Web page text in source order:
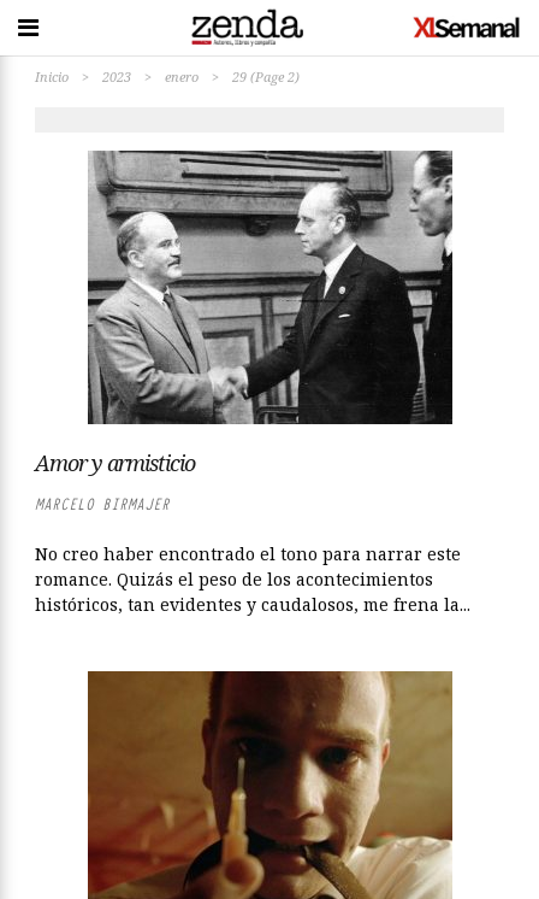
Inicio > 2023 > enero > 29 (Page 2)
Amor y armisticio
MARCELO BIRMAJER
No creo haber encontrado el tono para narrar este
romance. Quizás el peso de los acontecimientos
históricos, tan evidentes y caudalosos, me frena la...